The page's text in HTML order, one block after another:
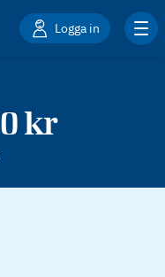
Logga in
kr